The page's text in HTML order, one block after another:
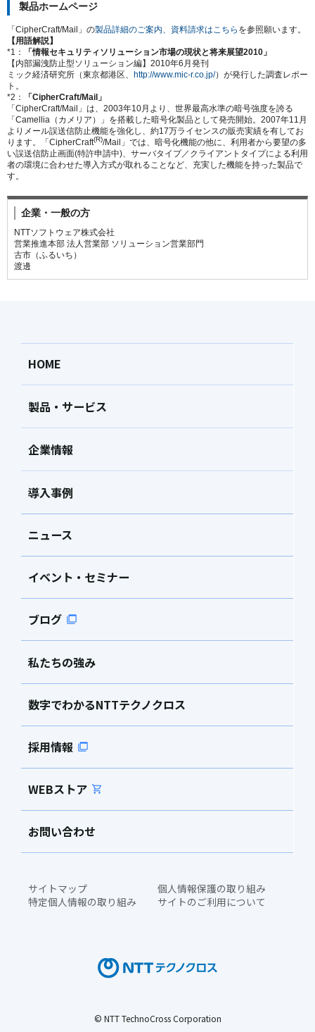
製品ホームページ
「CipherCraft/Mail」の製品詳細のご案内、資料請求はこちら を参照願います。
【用語解説】
*1：
「情報セキュリティソリューション市場の現状と将来展望2010」
【内部漏洩防止型ソリューション編】2010年6月発刊
ミック経済研究所（東京都港区、 http://www.mic-r.co.jp/）が発行した調査レポー
ト。
*2：
「CipherCraft/Mail」
「CipherCraft/Mail」は、2003年10月より、世界最高水準の暗号強度を誇る
「Camellia（カメリア）」を搭載した暗号化製品として発売開始。2007年11月
よりメール誤送信防止機能を強化し、約17万ライセンスの販売実績を有してお
ります。「CipherCraft(R)/Mail」では、暗号化機能の他に、利用者から要望の多
い誤送信防止画面(特許申請中)、サーバタイプ／クライアントタイプによる利用
者の環境に合わせた導入方式が取れることなど、充実した機能を持った製品で
す。
企業・一般の方
NTTソフトウェア株式会社
営業推進本部 法人営業部 ソリューション営業部門
古市（ふるいち）
渡邊
HOME
製品・サービス
企業情報
導入事例
ニュース
イベント・セミナー
ブログ
私たちの強み
数字でわかるNTTテクノクロス
採用情報
WEBストア
お問い合わせ
サイトマップ
個人情報保護の取り組み
特定個人情報の取り組み
サイトのご利用について
© NTT TechnoCross Corporation